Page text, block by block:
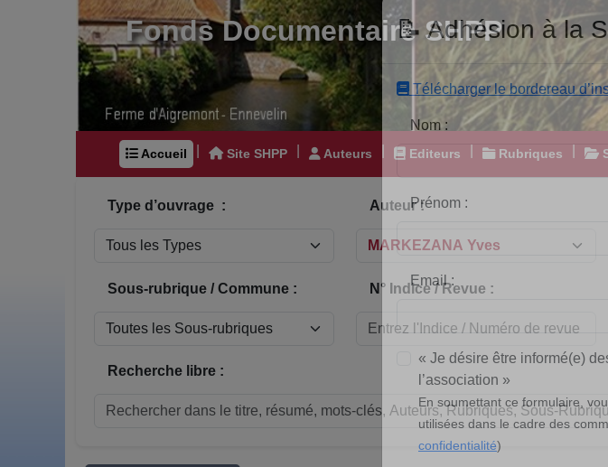
Fonds Documentaire SHPP
Accueil Site SHPP Auteurs Editeurs Rubriques
Type d’ouvrage : Auteur :
Sous-rubrique / Commune : N° Indice / Revue :
Recherche libre :
📝 Adhésion à la
Télécharger le bordereau
Nom :
« Je désire être informé(e)
l’association »
En soumettant ce formulaire,
utilisées dans le cadre des